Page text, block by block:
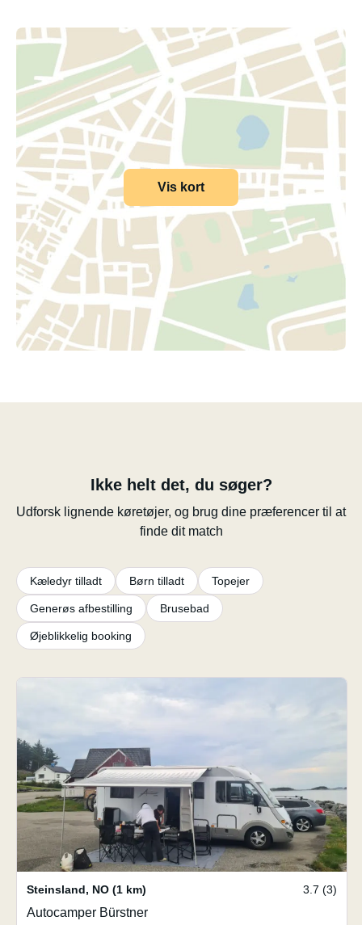
Vis kort
Ikke helt det, du søger?
Udforsk lignende køretøjer, og brug dine præferencer til at
finde dit match
Kæledyr tilladt Børn tilladt Topejer
Generøs afbestilling Brusebad
Øjeblikkelig booking
Steinsland, NO (1 km) 3.7 (3)
Autocamper Bürstner